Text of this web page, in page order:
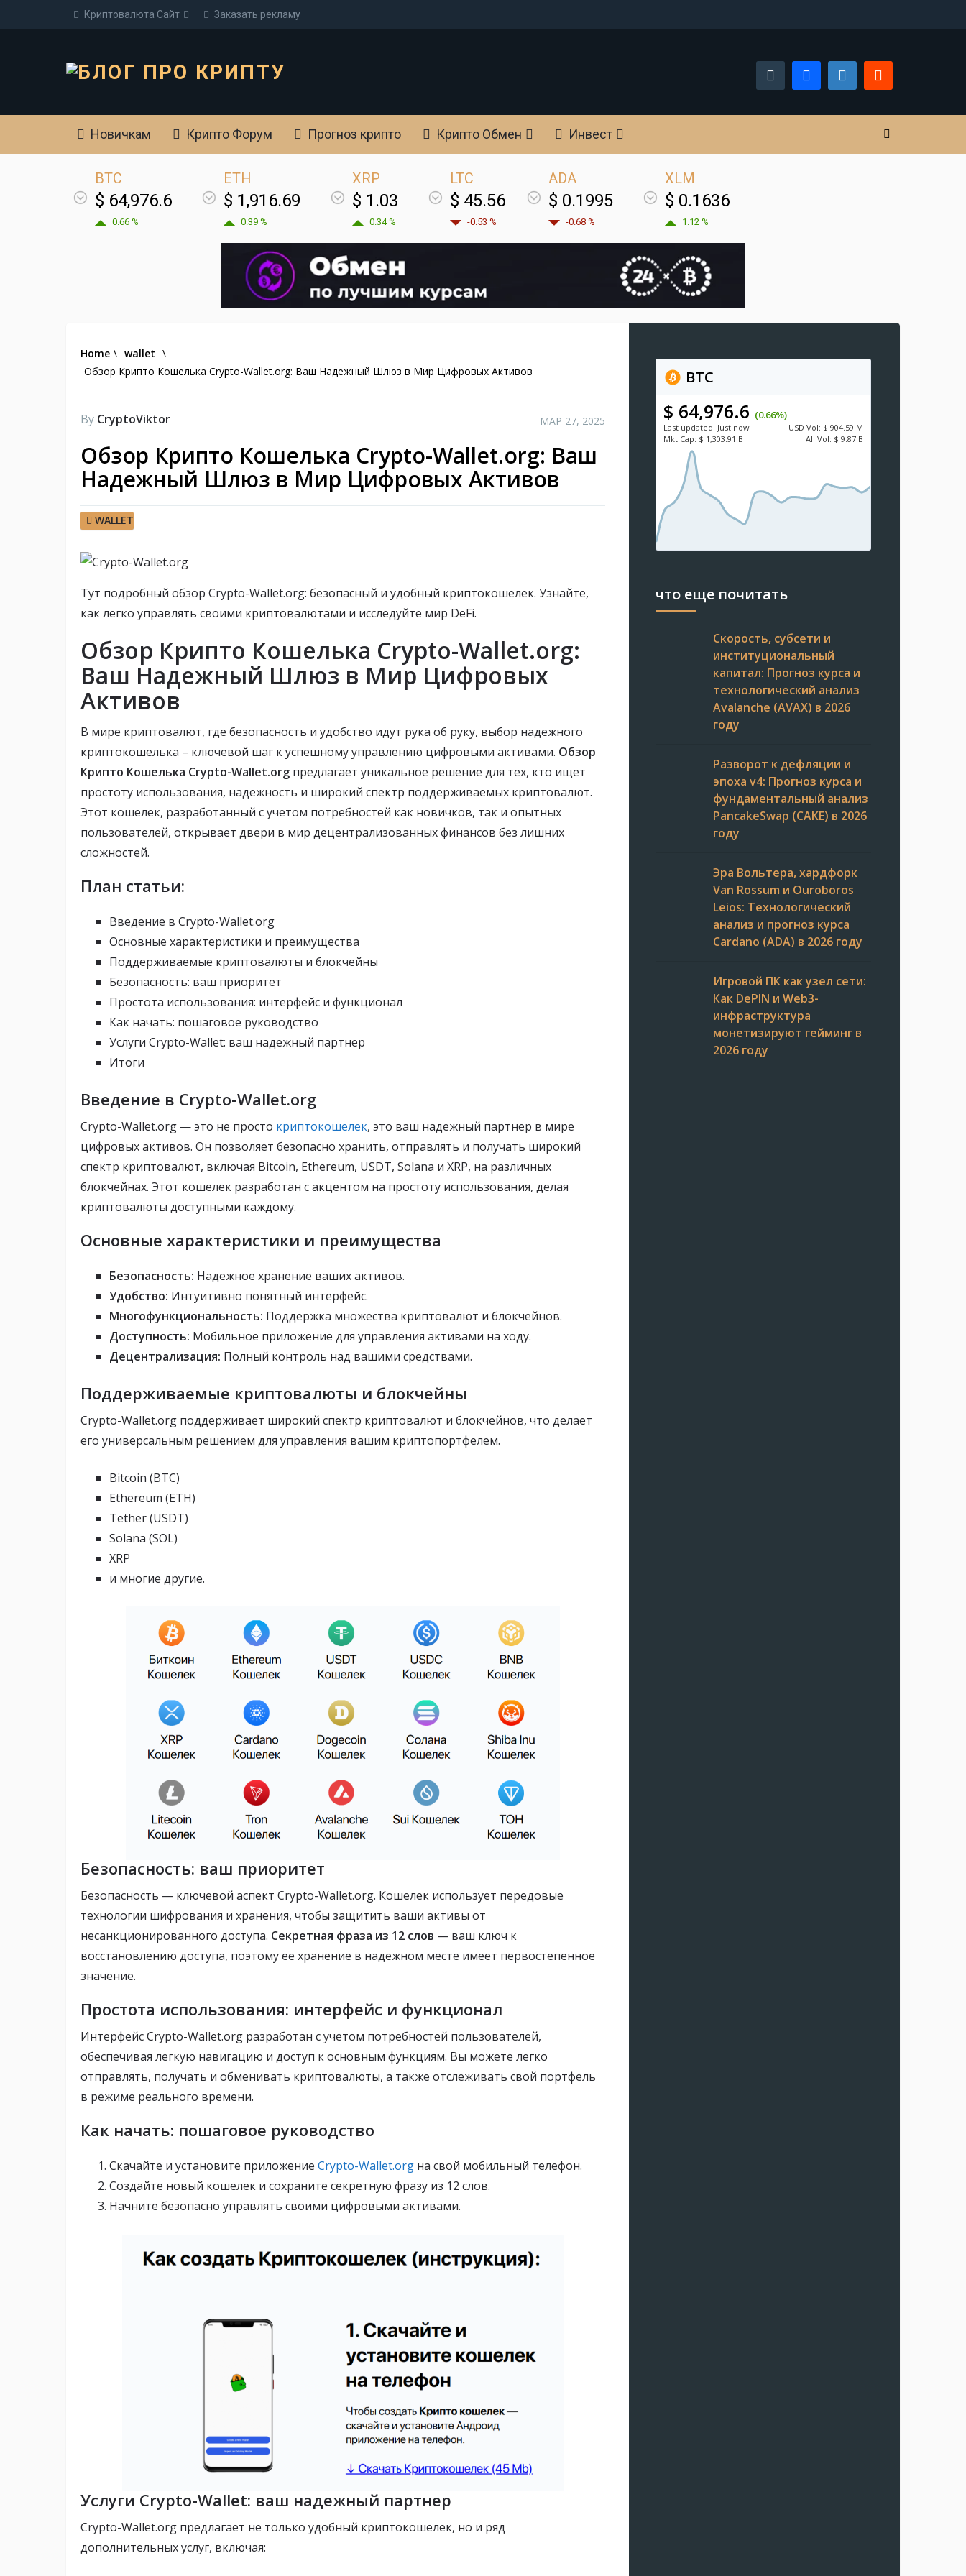
Криптовалюта Cайт Заказать рекламу
Новичкам Крипто Форум Прогноз крипто Крипто Обмен Инвест
BTC
$ 64,976.6
0.66 %
ETH
$ 1,916.69
0.39 %
XRP
$ 1.03
0.34 %
LTC
$ 45.56
-0.53 %
ADA
$ 0.1995
-0.68 %
XLM
$ 0.1636
1.12 %
Home \ wallet \
Обзор Крипто Кошелька Crypto-Wallet.org: Ваш Надежный Шлюз в Мир Цифровых Активов
By CryptoViktor МАР 27, 2025
Обзор Крипто Кошелька Crypto-Wallet.org: Ваш
Надежный Шлюз в Мир Цифровых Активов
WALLET
Тут подробный обзор Crypto-Wallet.org: безопасный и удобный криптокошелек. Узнайте,
как легко управлять своими криптовалютами и исследуйте мир DeFi.
Обзор Крипто Кошелька Crypto-Wallet.org:
Ваш Надежный Шлюз в Мир Цифровых
Активов
В мире криптовалют, где безопасность и удобство идут рука об руку, выбор надежного
криптокошелька – ключевой шаг к успешному управлению цифровыми активами. Обзор
Крипто Кошелька Crypto-Wallet.org предлагает уникальное решение для тех, кто ищет
простоту использования, надежность и широкий спектр поддерживаемых криптовалют.
Этот кошелек, разработанный с учетом потребностей как новичков, так и опытных
пользователей, открывает двери в мир децентрализованных финансов без лишних
сложностей.
План статьи:
Введение в Crypto-Wallet.org
Основные характеристики и преимущества
Поддерживаемые криптовалюты и блокчейны
Безопасность: ваш приоритет
Простота использования: интерфейс и функционал
Как начать: пошаговое руководство
Услуги Crypto-Wallet: ваш надежный партнер
Итоги
Введение в Crypto-Wallet.org
Crypto-Wallet.org — это не просто криптокошелек, это ваш надежный партнер в мире
цифровых активов. Он позволяет безопасно хранить, отправлять и получать широкий
спектр криптовалют, включая Bitcoin, Ethereum, USDT, Solana и XRP, на различных
блокчейнах. Этот кошелек разработан с акцентом на простоту использования, делая
криптовалюты доступными каждому.
Основные характеристики и преимущества
Безопасность: Надежное хранение ваших активов.
Удобство: Интуитивно понятный интерфейс.
Многофункциональность: Поддержка множества криптовалют и блокчейнов.
Доступность: Мобильное приложение для управления активами на ходу.
Децентрализация: Полный контроль над вашими средствами.
Поддерживаемые криптовалюты и блокчейны
Crypto-Wallet.org поддерживает широкий спектр криптовалют и блокчейнов, что делает
его универсальным решением для управления вашим криптопортфелем.
Bitcoin (BTC)
Ethereum (ETH)
Tether (USDT)
Solana (SOL)
XRP
и многие другие.
Безопасность: ваш приоритет
Безопасность — ключевой аспект Crypto-Wallet.org. Кошелек использует передовые
технологии шифрования и хранения, чтобы защитить ваши активы от
несанкционированного доступа. Секретная фраза из 12 слов — ваш ключ к
восстановлению доступа, поэтому ее хранение в надежном месте имеет первостепенное
значение.
Простота использования: интерфейс и функционал
Интерфейс Crypto-Wallet.org разработан с учетом потребностей пользователей,
обеспечивая легкую навигацию и доступ к основным функциям. Вы можете легко
отправлять, получать и обменивать криптовалюты, а также отслеживать свой портфель
в режиме реального времени.
Как начать: пошаговое руководство
Скачайте и установите приложение Crypto-Wallet.org на свой мобильный телефон.
Создайте новый кошелек и сохраните секретную фразу из 12 слов.
Начните безопасно управлять своими цифровыми активами.
Услуги Crypto-Wallet: ваш надежный партнер
Crypto-Wallet.org предлагает не только удобный криптокошелек, но и ряд
дополнительных услуг, включая:
BTC
$ 64,976.6 (0.66%)
Last updated: Just now USD Vol: $ 904.59 M
Mkt Cap: $ 1,303.91 B All Vol: $ 9.87 B
что еще почитать
Скорость, субсети и
институциональный
капитал: Прогноз курса и
технологический анализ
Avalanche (AVAX) в 2026
году
Разворот к дефляции и
эпоха v4: Прогноз курса и
фундаментальный анализ
PancakeSwap (CAKE) в 2026
году
Эра Вольтера, хардфорк
Van Rossum и Ouroboros
Leios: Технологический
анализ и прогноз курса
Cardano (ADA) в 2026 году
Игровой ПК как узел сети:
Как DePIN и Web3-
инфраструктура
монетизируют гейминг в
2026 году